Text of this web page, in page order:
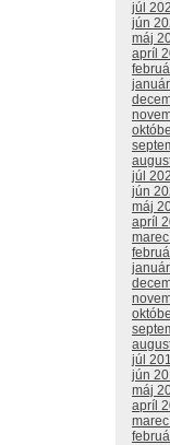
júl
jún
máj
apríl
júl
jún
máj
apríl
júl
jún
máj
apríl